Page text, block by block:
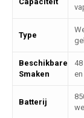
Type
Beschikbare
Smaken
Batterij